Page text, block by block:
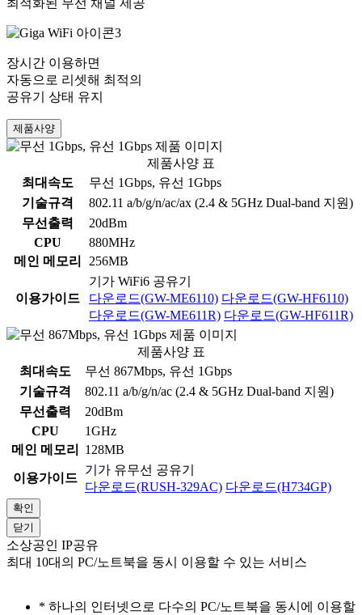
최적화된 무선 채널 제공
장시간 이용하면
자동으로 리셋해 최적의
공유기 상태 유지
제품사양
제품사양 표
최대속도
무선 1Gbps, 유선 1Gbps
기술규격
802.11 a/b/g/n/ac/ax (2.4 & 5GHz Dual-band 지원)
무선출력
20dBm
CPU
880MHz
메인 메모리
256MB
이용가이드
기가 WiFi6 공유기
다운로드(GW-ME6110) 다운로드(GW-HF6110)
다운로드(GW-ME611R) 다운로드(GW-HF611R)
제품사양 표
최대속도
무선 867Mbps, 유선 1Gbps
기술규격
802.11 a/b/g/n/ac (2.4 & 5GHz Dual-band 지원)
무선출력
20dBm
CPU
1GHz
메인 메모리
128MB
이용가이드
기가 유무선 공유기
다운로드(RUSH-329AC) 다운로드(H734GP)
확인
닫기
소상공인 IP공유
최대 10대의 PC/노트북을 동시 이용할 수 있는 서비스
* 하나의 인터넷으로 다수의 PC/노트북을 동시에 이용할